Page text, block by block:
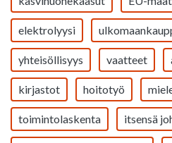
elektrolyysi
yhteisöllisyys vaatteet
kirjastot hoitotyö
toimintolaskenta itsensä